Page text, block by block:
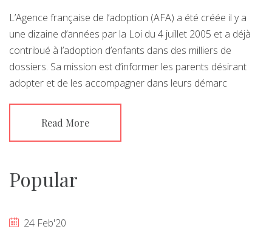
L’Agence française de l’adoption (AFA) a été créée il y a
une dizaine d’années par la Loi du 4 juillet 2005 et a déjà
contribué à l’adoption d’enfants dans des milliers de
dossiers. Sa mission est d’informer les parents désirant
adopter et de les accompagner dans leurs démarc
Read More
Popular
24 Feb'20